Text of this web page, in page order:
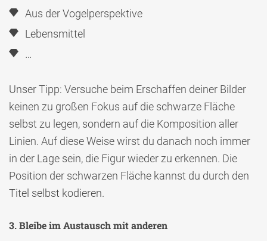
Aus der Vogelperspektive
Lebensmittel
…
Unser Tipp: Versuche beim Erschaffen deiner Bilder
keinen zu großen Fokus auf die schwarze Fläche
selbst zu legen, sondern auf die Komposition aller
Linien. Auf diese Weise wirst du danach noch immer
in der Lage sein, die Figur wieder zu erkennen. Die
Position der schwarzen Fläche kannst du durch den
Titel selbst kodieren.
3. Bleibe im Austausch mit anderen